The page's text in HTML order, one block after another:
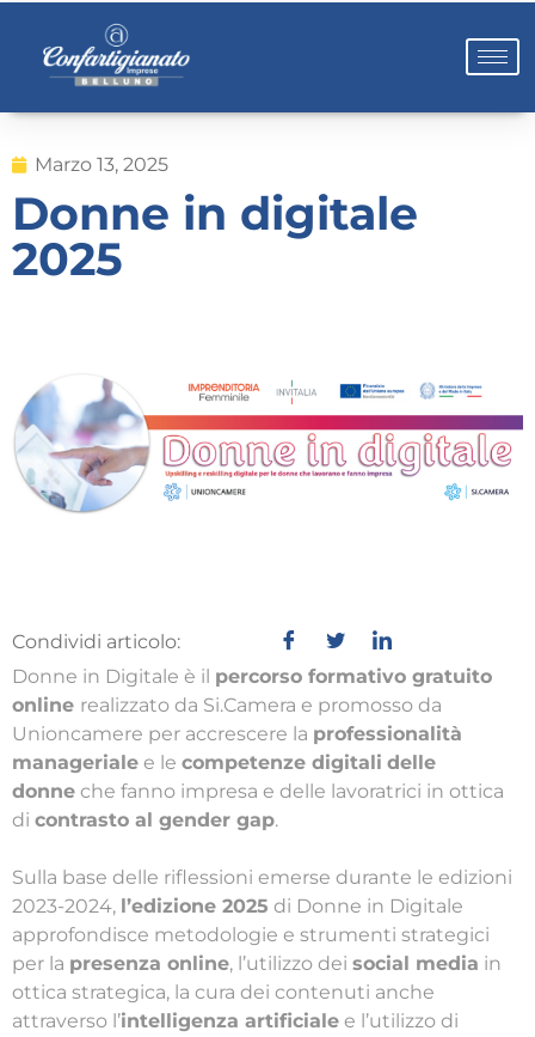
Marzo 13, 2025
Donne in digitale
2025
Condividi articolo:
Donne in Digitale è il percorso formativo gratuito
online realizzato da Si.Camera e promosso da
Unioncamere per accrescere la professionalità
manageriale e le competenze digitali delle
donne che fanno impresa e delle lavoratrici in ottica
di contrasto al gender gap.
Sulla base delle riflessioni emerse durante le edizioni
2023-2024, l’edizione 2025 di Donne in Digitale
approfondisce metodologie e strumenti strategici
per la presenza online, l’utilizzo dei social media in
ottica strategica, la cura dei contenuti anche
attraverso l’intelligenza artificiale e l’utilizzo di